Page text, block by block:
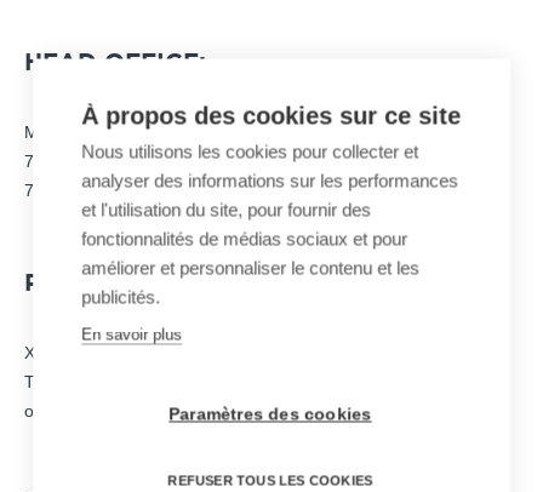
HEAD OFFICE:
MND – Parc d’Activités ALPESPACE
74, Voie Magellan
73800 Sainte-Hélène-du-Lac – FRANCE
PUBLICATION DIRECTOR:
Xavier GALLOT-LAVALLÉE –
This site is not a commercial site and does not manage any
online transactions or orders.
À propos des cookies sur ce site
Nous utilisons les cookies pour collecter et
analyser des informations sur les performances
et l'utilisation du site, pour fournir des
fonctionnalités de médias sociaux et pour
améliorer et personnaliser le contenu et les
publicités.
En savoir plus
Paramètres des cookies
REFUSER TOUS LES COOKIES